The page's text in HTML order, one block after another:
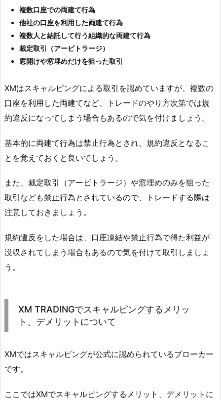
複数口座での両建て行為
他社の口座を利用した両建て行為
複数人と結託して行う組織的な両建て行為
裁定取引（アービトラージ）
窓開けや窓埋めだけを狙った取引
XMはスキャルピングによる取引を認めていますが、複数の
口座を利用した両建てなど、トレードのやり方次第では規
約違反になってしまう場合もあるので気を付けましょう。
基本的に両建て行為は禁止行為とされ、規約違反となるこ
とを覚えておくと良いでしょう。
また、裁定取引（アービトラージ）や窓埋めのみを狙った
取引なども禁止行為とされているので、トレードする際は
注意しておきましょう。
規約違反をした場合は、口座凍結や禁止行為で得た利益が
没収されてしまう場合もあるので気を付けて取引しましょ
う。
XM TRADINGでスキャルピングするメリッ
ト、デメリットについて
XMではスキャルピングが公式に認められているブローカー
です。
ここではXMでスキャルピングするメリット、デメリットに